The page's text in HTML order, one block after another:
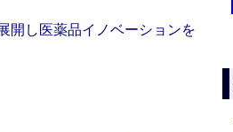
開し医薬品イノベーションを